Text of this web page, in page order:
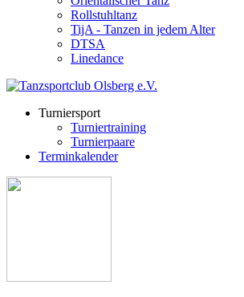
Rollstuhltanz
TijA - Tanzen in jedem Alter
DTSA
Linedance
Turniersport
Turniertraining
Turnierpaare
Terminkalender